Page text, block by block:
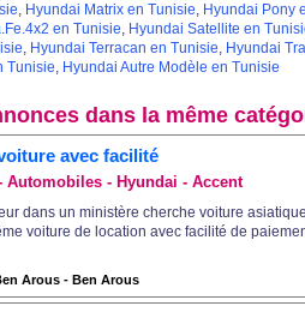
, Hyundai Matrix en Tunisie, Hyundai Pony
en Tunisie, Hyundai Satellite en
, Hyundai Terracan en Tunisie, Hyundai
Tunisie, Hyundai Autre Modèle en Tunisie
dans la même
avec facilité
Automobiles - Hyundai - Accent
dans un ministère cherche voiture
voiture de location avec facilité de
Arous - Ben Arous